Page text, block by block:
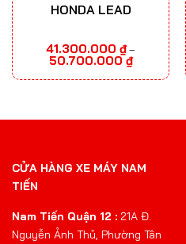
HONDA LEAD
41.300.000 ₫ –
50.700.000₫Khoảng
giá:
41.300.000
CỬA HÀNG XE MÁY NAM
TIẾN
Nam Tiến Quận 12 : 21A Đ.
Nguyễn Ảnh Thủ, Phường Tân